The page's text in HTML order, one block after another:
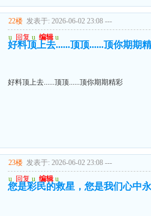
22楼 发表于: 2026-06-02 23:08 ---
u 回复 u 编辑 u
好料顶上去......顶顶......顶你期期
好料顶上去......顶顶......顶你期期精彩
23楼 发表于: 2026-06-02 23:08 ---
u 回复 u 编辑 u
您是彩民的救星，您是我们心中